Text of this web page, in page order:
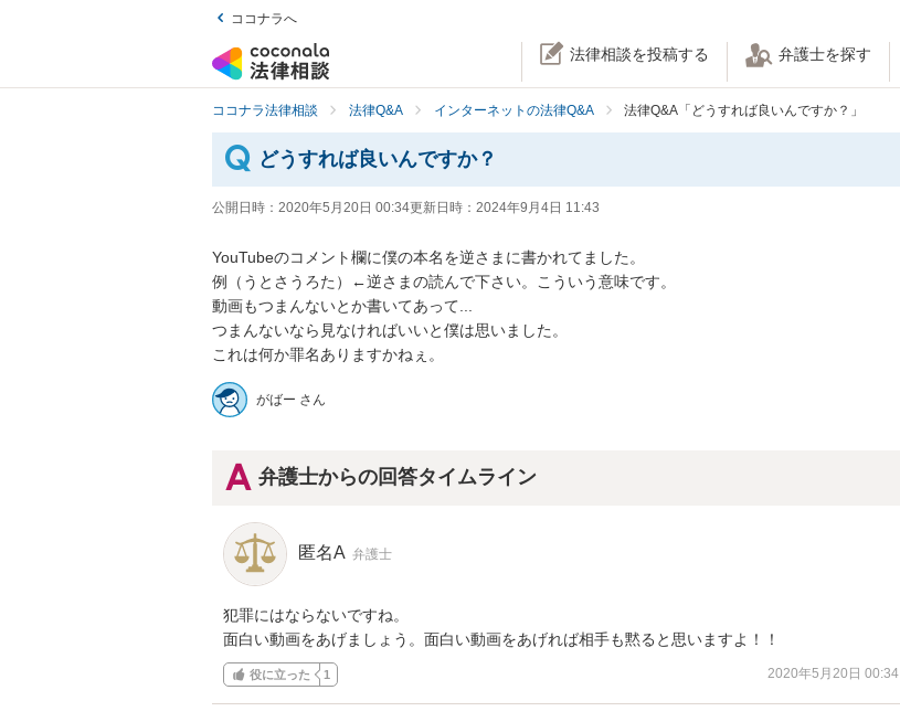
ココナラへ
法律相談を投稿する 弁護士を探す
ココナラ法律相談 法律Q&A インターネットの法律Q&A 法律Q&A「どうすれば良いんですか？」
どうすれば良いんですか？
公開日時： 2020年5月20日 00:34更新日時： 2024年9月4日 11:43
YouTubeのコメント欄に僕の本名を逆さまに書かれてました。
例（うとさうろた）←逆さまの読んで下さい。こういう意味です。
動画もつまんないとか書いてあって...
つまんないなら見なければいいと僕は思いました。
これは何か罪名ありますかねぇ。
がばー さん
弁護士からの回答タイムライン
匿名A 弁護士
犯罪にはならないですね。
面白い動画をあげましょう。面白い動画をあげれば相手も黙ると思いますよ！！
役に立った 1 2020年5月20日 00:34